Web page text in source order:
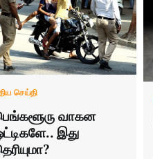
செய்தி
வாகன
இது